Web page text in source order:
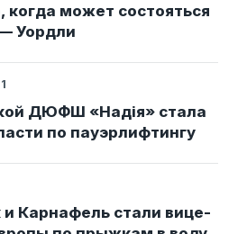
когда может состояться
Уордли
ДЮФШ «Надія» стала
по пауэрлифтингу
и Карнафель стали вице-